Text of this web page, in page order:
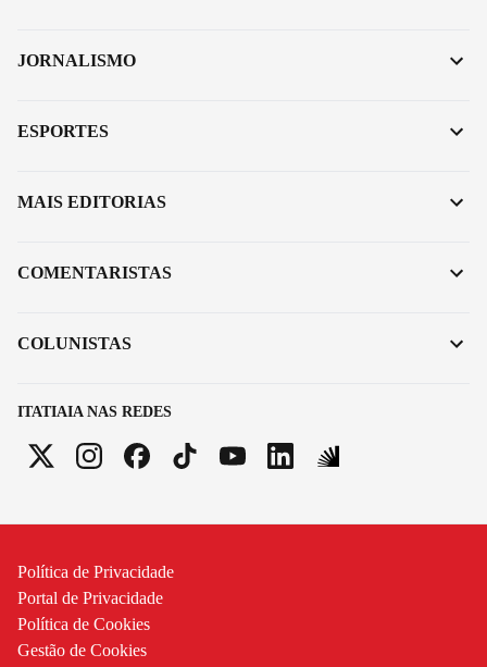
ITATIAIA NAS REDES
JORNALISMO
ESPORTES
MAIS EDITORIAS
COMENTARISTAS
COLUNISTAS
Política de Privacidade
Portal de Privacidade
Política de Cookies
Gestão de Cookies